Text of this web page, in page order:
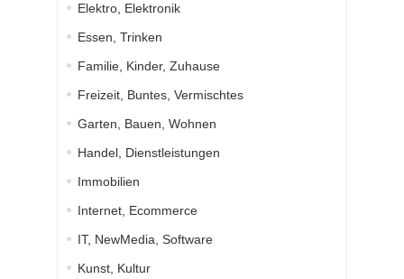
Elektro, Elektronik
Essen, Trinken
Familie, Kinder, Zuhause
Freizeit, Buntes, Vermischtes
Garten, Bauen, Wohnen
Handel, Dienstleistungen
Immobilien
Internet, Ecommerce
IT, NewMedia, Software
Kunst, Kultur